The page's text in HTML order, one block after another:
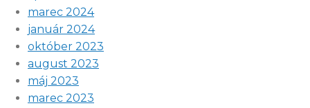
marec 2024
január 2024
október 2023
august 2023
máj 2023
marec 2023